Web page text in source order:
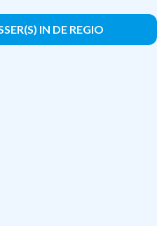
IN DE REGIO